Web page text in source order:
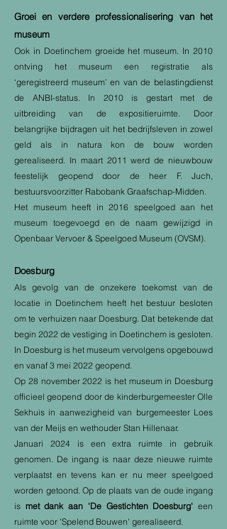
Groei en verdere professionalisering van het
museum
Ook in Doetinchem groeide het museum. In 2010
ontving het museum een registratie als
‘geregistreerd museum’ en van de belastingdienst
de ANBI-status. In 2010 is gestart met de
uitbreiding van de expositieruimte. Door
belangrijke bijdragen uit het bedrijfsleven in zowel
geld als in natura kon de bouw worden
gerealiseerd. In maart 2011 werd de nieuwbouw
feestelijk geopend door de heer F. Juch,
bestuursvoorzitter Rabobank Graafschap-Midden.
Het museum heeft in 2016 speelgoed aan het
museum toegevoegd en de naam gewijzigd in
Openbaar Vervoer & Speelgoed Museum (OVSM).
Doesburg
Als gevolg van de onzekere toekomst van de
locatie in Doetinchem heeft het bestuur besloten
om te verhuizen naar Doesburg. Dat betekende dat
begin 2022 de vestiging in Doetinchem is gesloten.
In Doesburg is het museum vervolgens opgebouwd
en vanaf 3 mei 2022 geopend.
Op 28 november 2022 is het museum in Doesburg
officieel geopend door de kinderburgemeester Olle
Sekhuis in aanwezigheid van burgemeester Loes
van der Meijs en wethouder Stan Hillenaar.
Januari 2024 is een extra ruimte in gebruik
genomen. De ingang is naar deze nieuwe ruimte
verplaatst en tevens kan er nu meer speelgoed
worden getoond. Op de plaats van de oude ingang
is met dank aan 'De Gestichten Doesburg' een
ruimte voor 'Spelend Bouwen' gerealiseerd.